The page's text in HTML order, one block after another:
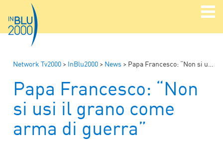
Network Tv2000 > InBlu2000 > News > Papa Francesco: “Non si usi il grano come arma di guerra”
Papa Francesco: “Non
si usi il grano come
arma di guerra”